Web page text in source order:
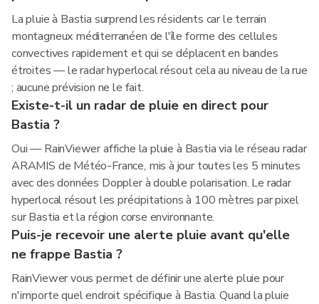
La pluie à Bastia surprend les résidents car le terrain
montagneux méditerranéen de l'île forme des cellules
convectives rapidement et qui se déplacent en bandes
étroites — le radar hyperlocal résout cela au niveau de la rue
; aucune prévision ne le fait.
Existe-t-il un radar de pluie en direct pour
Bastia ?
Oui — RainViewer affiche la pluie à Bastia via le réseau radar
ARAMIS de Météo-France, mis à jour toutes les 5 minutes
avec des données Doppler à double polarisation. Le radar
hyperlocal résout les précipitations à 100 mètres par pixel
sur Bastia et la région corse environnante.
Puis-je recevoir une alerte pluie avant qu'elle
ne frappe Bastia ?
RainViewer vous permet de définir une alerte pluie pour
n'importe quel endroit spécifique à Bastia. Quand la pluie